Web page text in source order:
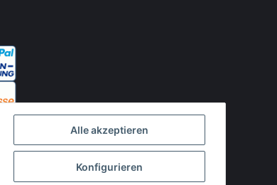
Alle akzeptieren
Konfigurieren